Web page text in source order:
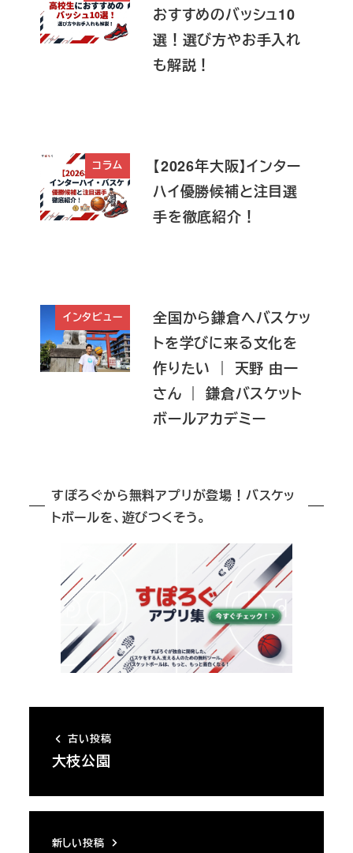
おすすめのバッシュ10
選！選び方やお手入れ
も解説！
コラム
【2026年大阪】インター
ハイ優勝候補と注目選
手を徹底紹介！
インタビュー
全国から鎌倉へバスケッ
トを学びに来る文化を
作りたい ｜ 天野 由一
さん ｜ 鎌倉バスケット
ボールアカデミー
すぽろぐから無料アプリが登場！バスケッ
トボールを、遊びつくそう。
古い投稿
大枝公園
新しい投稿